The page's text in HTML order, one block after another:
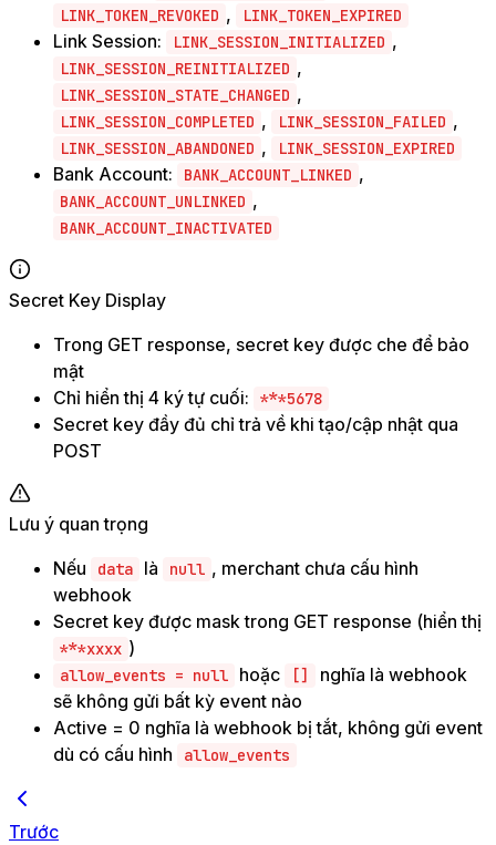
LINK_TOKEN_REVOKED , LINK_TOKEN_EXPIRED
Link Session: LINK_SESSION_INITIALIZED ,
LINK_SESSION_REINITIALIZED ,
LINK_SESSION_STATE_CHANGED ,
LINK_SESSION_COMPLETED , LINK_SESSION_FAILED ,
LINK_SESSION_ABANDONED , LINK_SESSION_EXPIRED
Bank Account: BANK_ACCOUNT_LINKED ,
BANK_ACCOUNT_UNLINKED ,
BANK_ACCOUNT_INACTIVATED
Secret Key Display
Trong GET response, secret key được che để bảo
mật
Chỉ hiển thị 4 ký tự cuối:
***5678
Secret key đầy đủ chỉ trả về khi tạo/cập nhật qua
POST
Lưu ý quan trọng
Nếu
data là null , merchant chưa cấu hình
webhook
Secret key được mask trong GET response (hiển thị
***xxxx )
allow_events = null hoặc []
nghĩa là webhook
sẽ không gửi bất kỳ event nào
Active = 0 nghĩa là webhook bị tắt, không gửi event
dù có cấu hình
allow_events
Trước